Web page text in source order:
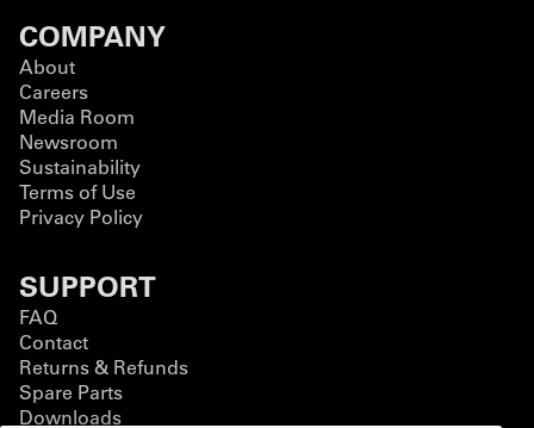
COMPANY
About
Careers
Media Room
Newsroom
Sustainability
Terms of Use
Privacy Policy
SUPPORT
FAQ
Contact
Returns & Refunds
Spare Parts
Downloads